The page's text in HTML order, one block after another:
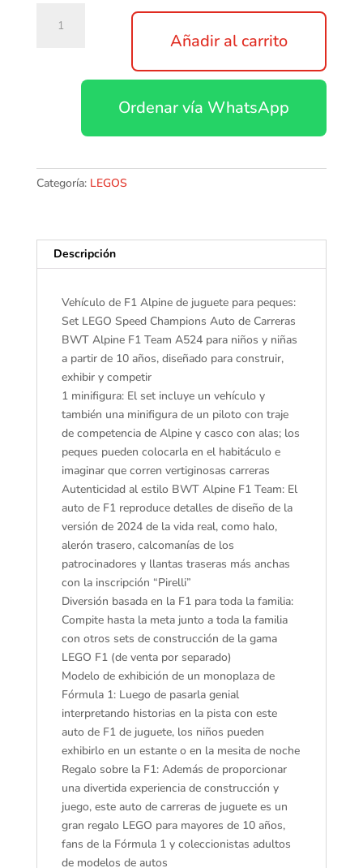
Speed
Team
Set
vehículo
minifigura
piloto,
Modelo,
Regalo
Coleccionable
niños
niñas
77248
cantidad
Añadir al carrito
Ordenar vía WhatsApp
Categoría: LEGOS
Descripción
Vehículo de F1 Alpine de juguete para peques:
Set LEGO Speed Champions Auto de Carreras
BWT Alpine F1 Team A524 para niños y niñas
a partir de 10 años, diseñado para construir,
exhibir y competir
1 minifigura: El set incluye un vehículo y
también una minifigura de un piloto con traje
de competencia de Alpine y casco con alas; los
peques pueden colocarla en el habitáculo e
imaginar que corren vertiginosas carreras
Autenticidad al estilo BWT Alpine F1 Team: El
auto de F1 reproduce detalles de diseño de la
versión de 2024 de la vida real, como halo,
alerón trasero, calcomanías de los
patrocinadores y llantas traseras más anchas
con la inscripción “Pirelli”
Diversión basada en la F1 para toda la familia:
Compite hasta la meta junto a toda la familia
con otros sets de construcción de la gama
LEGO F1 (de venta por separado)
Modelo de exhibición de un monoplaza de
Fórmula 1: Luego de pasarla genial
interpretando historias en la pista con este
auto de F1 de juguete, los niños pueden
exhibirlo en un estante o en la mesita de noche
Regalo sobre la F1: Además de proporcionar
una divertida experiencia de construcción y
juego, este auto de carreras de juguete es un
gran regalo LEGO para mayores de 10 años,
fans de la Fórmula 1 y coleccionistas adultos
de modelos de autos